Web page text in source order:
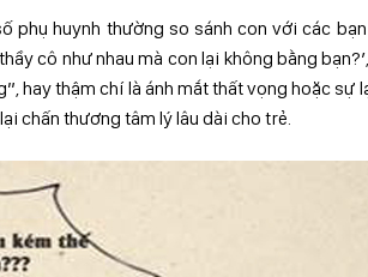
huynh thường so sánh con với các
cô như nhau mà con lại không bằng
hay thậm chí là ánh mắt thất vọng hoặc sự
chấn thương tâm lý lâu dài cho trẻ.